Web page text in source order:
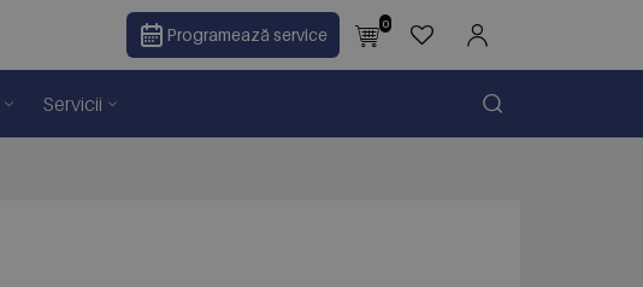
Programează service
0
Servicii